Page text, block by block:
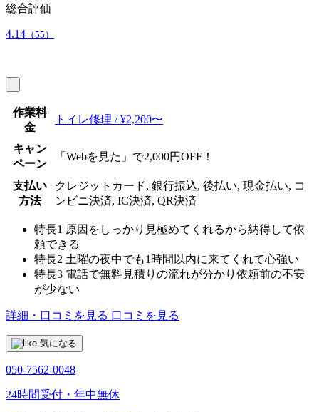
総合評価
4.14 （55）
作業料
金
トイレ修理 / ¥2,200〜
キャン
ペーン
「Webを見た」で2,000円OFF！
支払い
方法
クレジットカード, 銀行振込, 後払い, 現金払い, コ
ンビニ決済, IC決済, QR決済
特長1 原因をしっかり見極めてくれるから納得して依
頼できる
特長2 土曜の夜中でも1時間以内に来てくれて心強い
特長3 電話で無料見積りの流れが分かり依頼前の不安
が少ない
詳細・口コミを見る 口コミを見る
気になる
050-7562-0048
24時間受付・年中無休